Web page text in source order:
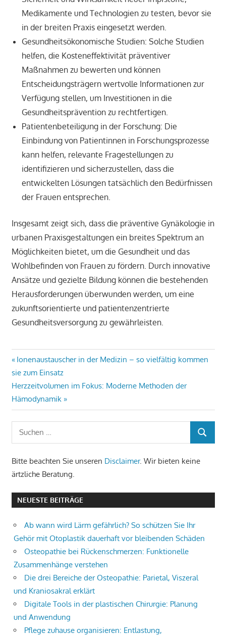
Medikamente und Technologien zu testen, bevor sie
in der breiten Praxis eingesetzt werden.
Gesundheitsökonomische Studien: Solche Studien
helfen, die Kosteneffektivität präventiver
Maßnahmen zu bewerten und können
Entscheidungsträgern wertvolle Informationen zur
Verfügung stellen, um Investitionen in die
Gesundheitsprävention zu rechtfertigen.
Patientenbeteiligung in der Forschung: Die
Einbindung von Patientinnen in Forschungsprozesse
kann helfen, relevante Fragestellungen zu
identifizieren und sicherzustellen, dass die
entwickelten Lösungen tatsächlich den Bedürfnissen
der Frauen entsprechen.
Insgesamt zeigt sich, dass die präventive Gynäkologie in
urbanen Praxisgestaltungen ein breites Spektrum an
Möglichkeiten bietet, um die Gesundheit und das
Wohlbefinden von Frauen zu fördern. Durch innovative
Ansätze und gezielte Bildung können die bestehenden
Herausforderungen überwunden werden, um eine
zukunftsorientierte und patientenzentrierte
Gesundheitsversorgung zu gewährleisten.
Beitragsnavigation
Vorheriger
Beitrag:
Ionenaustauscher in der Medizin – so vielfältig kommen
sie zum Einsatz
Nächster
Beitrag:
Herzzeitvolumen im Fokus: Moderne Methoden der
Hämodynamik
Bitte beachten Sie unseren Disclaimer. Wir bieten keine
ärtzliche Beratung.
NEUESTE BEITRÄGE
Ab wann wird Lärm gefährlich? So schützen Sie Ihr
Gehör mit Otoplastik dauerhaft vor bleibenden Schäden
Osteopathie bei Rückenschmerzen: Funktionelle
Zusammenhänge verstehen
Die drei Bereiche der Osteopathie: Parietal, Viszeral
und Kraniosakral erklärt
Digitale Tools in der plastischen Chirurgie: Planung
und Anwendung
Pflege zuhause organisieren: Entlastung,